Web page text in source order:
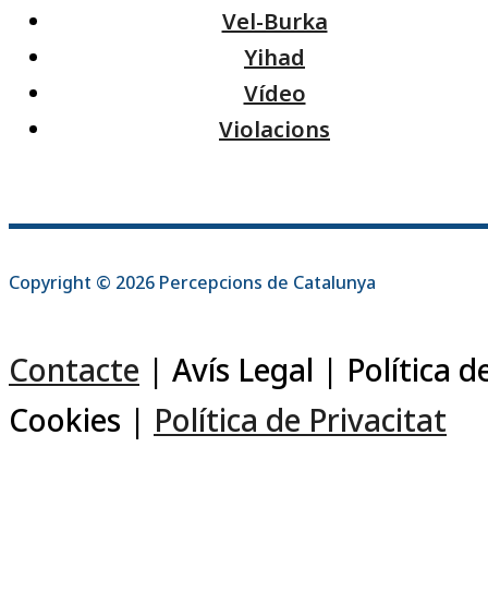
Vel-Burka
Yihad
Vídeo
Violacions
Copyright © 2026 Percepcions de Catalunya
Contacte | Avís Legal | Política
Cookies | Política de Privacitat